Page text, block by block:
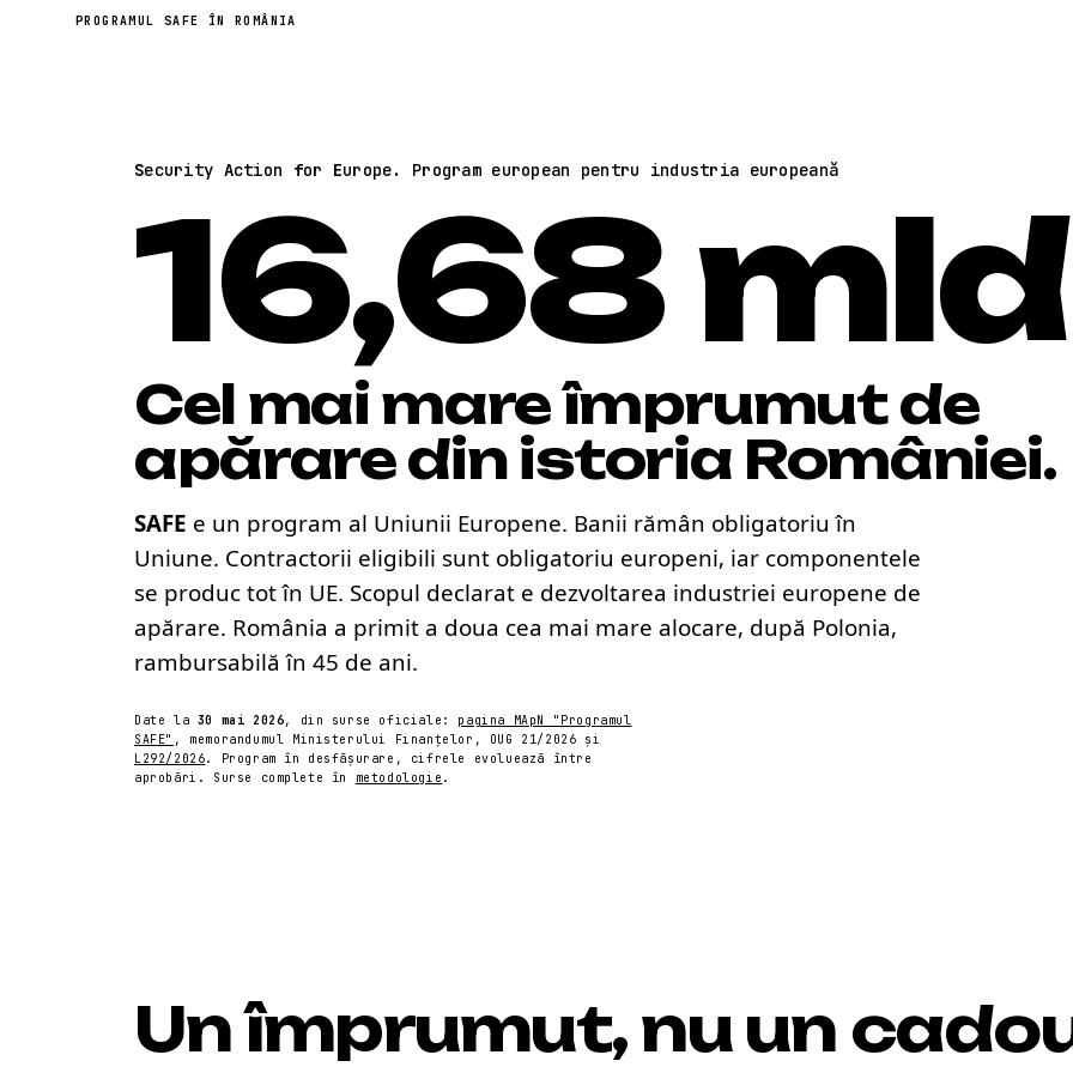
PROGRAMUL SAFE ÎN ROMÂNIA
Security Action for Europe. Program european pentru industria europeană
16,68
Cel mai mare împrumut de
apărare din istoria României.
SAFE e un program al Uniunii Europene. Banii rămân obligatoriu în
Uniune. Contractorii eligibili sunt obligatoriu europeni, iar componentele
se produc tot în UE. Scopul declarat e dezvoltarea industriei europene de
apărare. România a primit a doua cea mai mare alocare, după Polonia,
rambursabilă în 45 de ani.
Date la 30 mai 2026, din surse oficiale: pagina MApN "Programul
SAFE" , memorandumul Ministerului Finanțelor, OUG 21/2026 și
L292/2026. Program în desfășurare, cifrele evoluează între
aprobări. Surse complete în
metodologie .
Un împrumut,nu un